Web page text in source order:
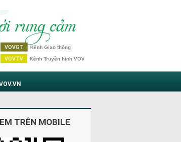
VOVGT Kênh Giao thông
VOVTV Kênh Truyền hình VOV
TRÊN MOBILE